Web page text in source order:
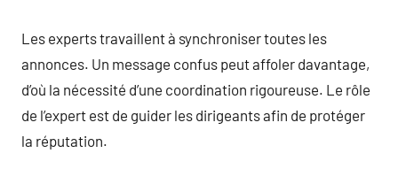
Les experts travaillent à synchroniser toutes les
annonces. Un message confus peut affoler davantage,
d’où la nécessité d’une coordination rigoureuse. Le rôle
de l’expert est de guider les dirigeants afin de protéger
la réputation.